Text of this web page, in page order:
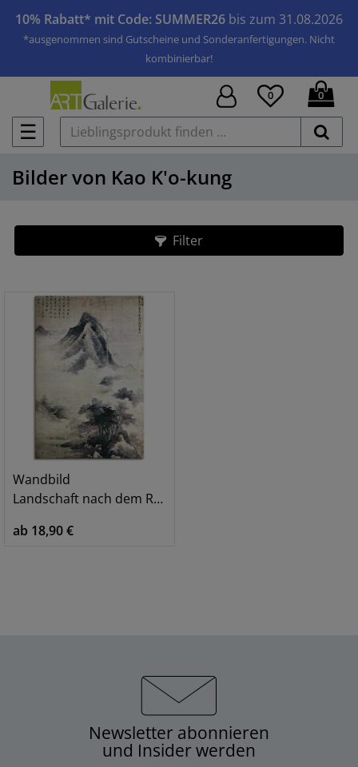
10% Rabatt* mit Code: SUMMER26 bis zum 31.08.2026
*ausgenommen sind Gutscheine und Sonderanfertigungen. Nicht
kombinierbar!
☰
0 0
Bilder von Kao K'o-kung
Filter
Wandbild
Landschaft nach dem Regen, 13.-14.JH
ab 18,90 €
Newsletter abonnieren
und Insider werden